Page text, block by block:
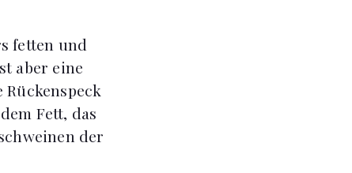
fetten und
aber eine
Fett, das
der